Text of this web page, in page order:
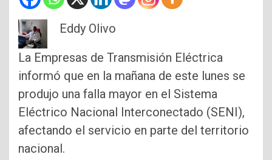
Eddy Olivo
La Empresas de Transmisión Eléctrica
informó que en la mañana de este lunes se
produjo una falla mayor en el Sistema
Eléctrico Nacional Interconectado (SENI),
afectando el servicio en parte del territorio
nacional.